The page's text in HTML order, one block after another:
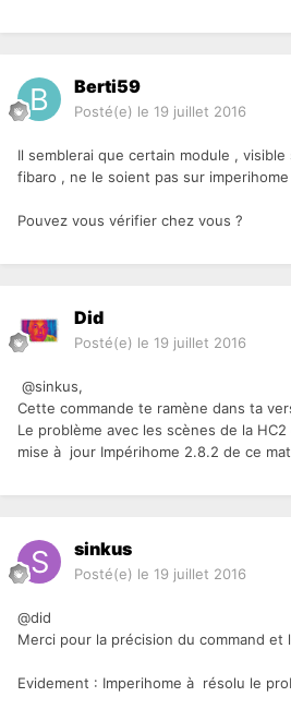
Berti59
Posté(e) le 19 juillet 2016
Il semblerai que certain module ,
fibaro , ne le soient pas sur
Pouvez vous vérifier chez vous ?
Did
Posté(e) le 19 juillet 2016
@sinkus,
Cette commande te ramène dans ta
Le problème avec les scènes de la
mise à jour Impérihome 2.8.2 de ce
sinkus
Posté(e) le 19 juillet 2016
@did
Merci pour la précision du command et
Evidement : Imperihome à résolu le